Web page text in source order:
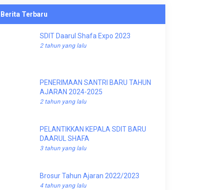
Berita Terbaru
SDIT Daarul Shafa Expo 2023
2 tahun yang lalu
PENERIMAAN SANTRI BARU TAHUN
AJARAN 2024-2025
2 tahun yang lalu
PELANTIKKAN KEPALA SDIT BARU
DAARUL SHAFA
3 tahun yang lalu
Brosur Tahun Ajaran 2022/2023
4 tahun yang lalu